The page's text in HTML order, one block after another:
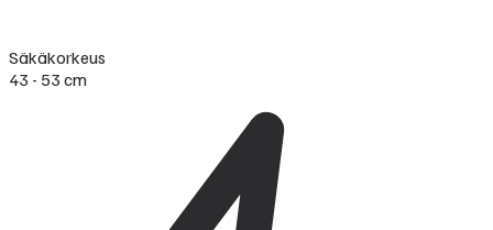
Säkäkorkeus
43 - 53 cm